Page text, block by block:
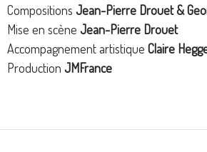
Compositions Jean-Pierre Drouet &
Mise en scène Jean-Pierre Drouet
Accompagnement artistique Claire
Production JMFrance